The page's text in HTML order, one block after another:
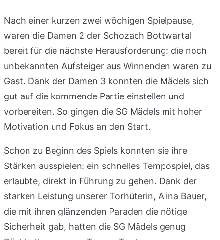
Nach einer kurzen zwei wöchigen Spielpause,
waren die Damen 2 der Schozach Bottwartal
bereit für die nächste Herausforderung: die noch
unbekannten Aufsteiger aus Winnenden waren zu
Gast. Dank der Damen 3 konnten die Mädels sich
gut auf die kommende Partie einstellen und
vorbereiten. So gingen die SG Mädels mit hoher
Motivation und Fokus an den Start.
Schon zu Beginn des Spiels konnten sie ihre
Stärken ausspielen: ein schnelles Tempospiel, das
erlaubte, direkt in Führung zu gehen. Dank der
starken Leistung unserer Torhüterin, Alina Bauer,
die mit ihren glänzenden Paraden die nötige
Sicherheit gab, hatten die SG Mädels genug